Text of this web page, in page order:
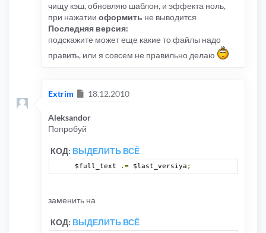
чищу кэш, обновляю шаблон, и эффекта ноль,
при нажатии оформить не выводится
Последняя версия:
подскажите может еще какие то файлы надо
править, или я совсем не правильно делаю
Extrim Сообщение
18.12.2010
Aleksandor
Попробуй
КОД: ВЫДЕЛИТЬ ВСЁ
$full_text .= $last_versiya ;
заменить на
КОД: ВЫДЕЛИТЬ ВСЁ